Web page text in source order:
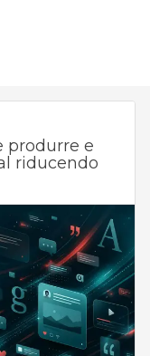
produrre e
riducendo